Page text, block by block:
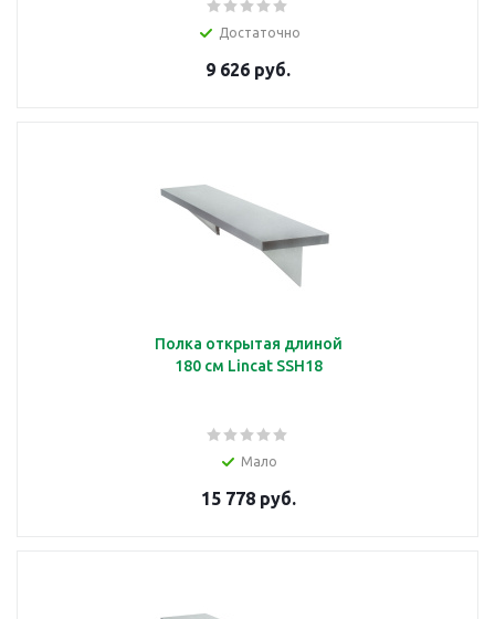
Достаточно
9 626 руб.
Полка открытая длиной
180 см Lincat SSH18
Мало
15 778 руб.